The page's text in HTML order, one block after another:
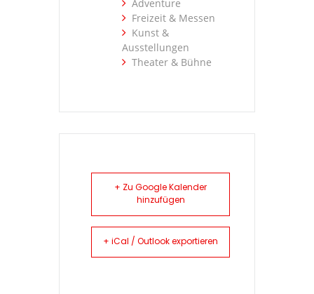
Adventure
Freizeit & Messen
Kunst &
Ausstellungen
Theater & Bühne
+ Zu Google Kalender
hinzufügen
+ iCal / Outlook exportieren